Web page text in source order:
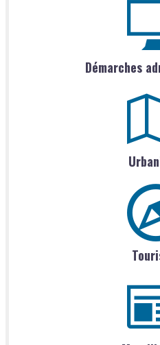
Démarches